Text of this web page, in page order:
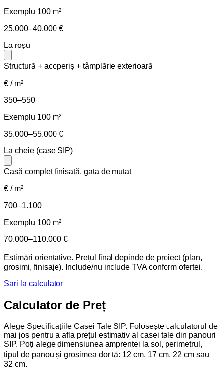
Exemplu 100 m²
25.000–40.000 €
La roșu
Structură + acoperiș + tâmplărie exterioară
€ / m²
350–550
Exemplu 100 m²
35.000–55.000 €
La cheie (case SIP)
Casă complet finisată, gata de mutat
€ / m²
700–1.100
Exemplu 100 m²
70.000–110.000 €
Estimări orientative. Prețul final depinde de proiect (plan,
grosimi, finisaje). Include/nu include TVA conform ofertei.
Sari la calculator
Calculator de Preț
Alege Specificațiile Casei Tale SIP. Folosește calculatorul de
mai jos pentru a afla prețul estimativ al casei tale din panouri
SIP. Poți alege dimensiunea amprentei la sol, perimetrul,
tipul de panou și grosimea dorită: 12 cm, 17 cm, 22 cm sau
32 cm.